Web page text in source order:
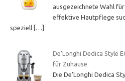
ausgezeichnete Wahl
effektive Hautpflege
speziell […]
De’Longhi Dedica Style
für Zuhause
Die De’Longhi Dedica